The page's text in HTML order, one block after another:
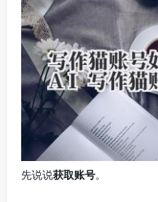
先说说获取账号。